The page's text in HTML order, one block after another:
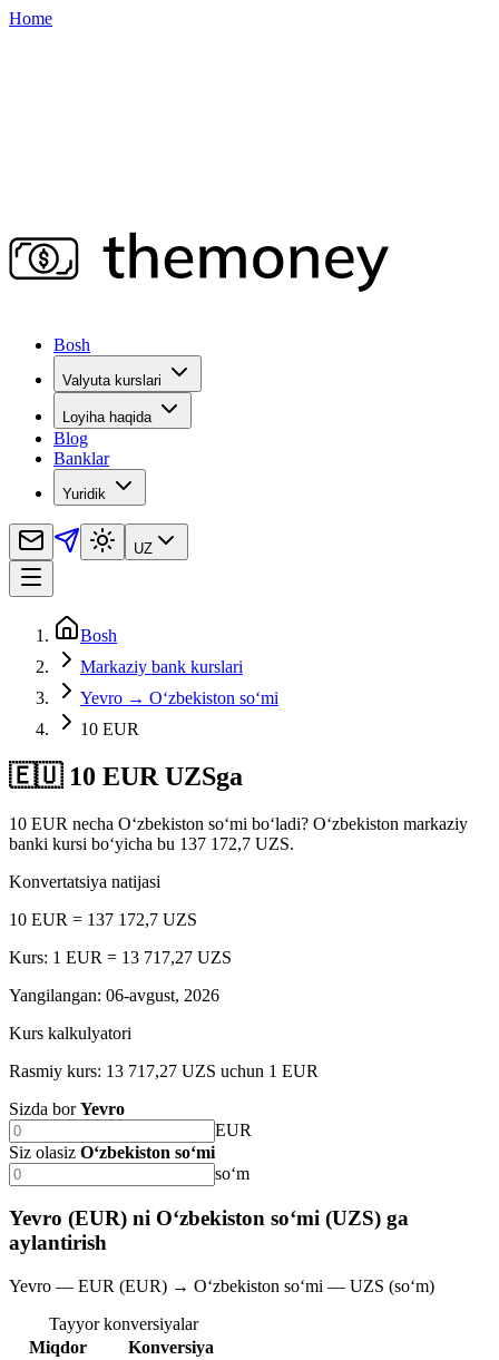
Home
Bosh
Valyuta kurslari
Loyiha haqida
Blog
Banklar
Yuridik
UZ
Bosh
Markaziy bank kurslari
Yevro → O‘zbekiston so‘mi
10 EUR
🇪🇺 10 EUR UZSga
10 EUR necha O‘zbekiston so‘mi bo‘ladi? Oʻzbekiston markaziy
banki kursi bo‘yicha bu 137 172,7 UZS.
Konvertatsiya natijasi
10 EUR = 137 172,7 UZS
Kurs: 1 EUR = 13 717,27 UZS
Yangilangan: 06-avgust, 2026
Kurs kalkulyatori
Rasmiy kurs: 13 717,27 UZS uchun 1 EUR
Sizda bor Yevro
EUR
Siz olasiz O‘zbekiston so‘mi
soʻm
Yevro (EUR) ni O‘zbekiston so‘mi (UZS) ga
aylantirish
Yevro — EUR (EUR) → O‘zbekiston so‘mi — UZS (soʻm)
Tayyor konversiyalar
Miqdor
Konversiya